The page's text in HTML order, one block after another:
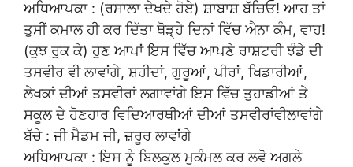
ਅਧਿਆਪਕਾ : (ਰਸਾਲਾ ਦੇਖਦੇ ਹੋਏ) ਸ਼ਾਬਾਸ਼ ਬੱਚਿਓ! ਆਹ ਤਾਂ
ਤੁਸੀਂ ਕਮਾਲ ਹੀ ਕਰ ਦਿੱਤਾ ਥੋੜ੍ਹੇ ਦਿਨਾਂ ਵਿੱਚ ਐਨਾ ਕੰਮ, ਵਾਹ!
(ਕੁਝ ਰੁਕ ਕੇ) ਹੁਣ ਆਪਾਂ ਇਸ ਵਿੱਚ ਆਪਣੇ ਰਾਸ਼ਟਰੀ ਝੰਡੇ ਦੀ
ਤਸਵੀਰ ਵੀ ਲਾਵਾਂਗੇ, ਸ਼ਹੀਦਾਂ, ਗੁਰੂਆਂ, ਪੀਰਾਂ, ਖਿਡਾਰੀਆਂ,
ਲੇਖਕਾਂ ਦੀਆਂ ਤਸਵੀਰਾਂ ਲਗਾਵਾਂਗੇ ਇਸ ਵਿੱਚ ਤੁਹਾਡੀਆਂ ਤੇ
ਸਕੂਲ ਦੇ ਹੋਣਹਾਰ ਵਿਦਿਆਰਥੀਆਂ ਦੀਆਂ ਤਸਵੀਰਾਂਵੀਲਾਵਾਂਗੇ
ਬੱਚੇ : ਜੀ ਮੈਡਮ ਜੀ, ਜ਼ਰੂਰ ਲਾਵਾਂਗੇ
ਅਧਿਆਪਕਾ : ਇਸ ਨੂੰ ਬਿਲਕੁਲ ਮੁਕੰਮਲ ਕਰ ਲਵੋ ਅਗਲੇ